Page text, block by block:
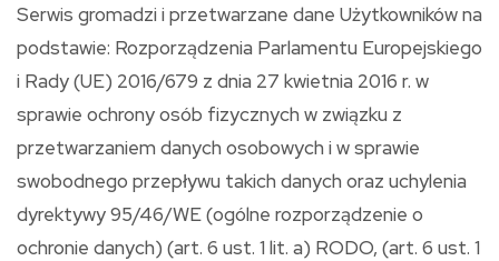
Serwis gromadzi i przetwarzane dane Użytkowników na
podstawie: Rozporządzenia Parlamentu Europejskiego
i Rady (UE) 2016/679 z dnia 27 kwietnia 2016 r. w
sprawie ochrony osób fizycznych w związku z
przetwarzaniem danych osobowych i w sprawie
swobodnego przepływu takich danych oraz uchylenia
dyrektywy 95/46/WE (ogólne rozporządzenie o
ochronie danych) (art. 6 ust. 1 lit. a) RODO, (art. 6 ust. 1